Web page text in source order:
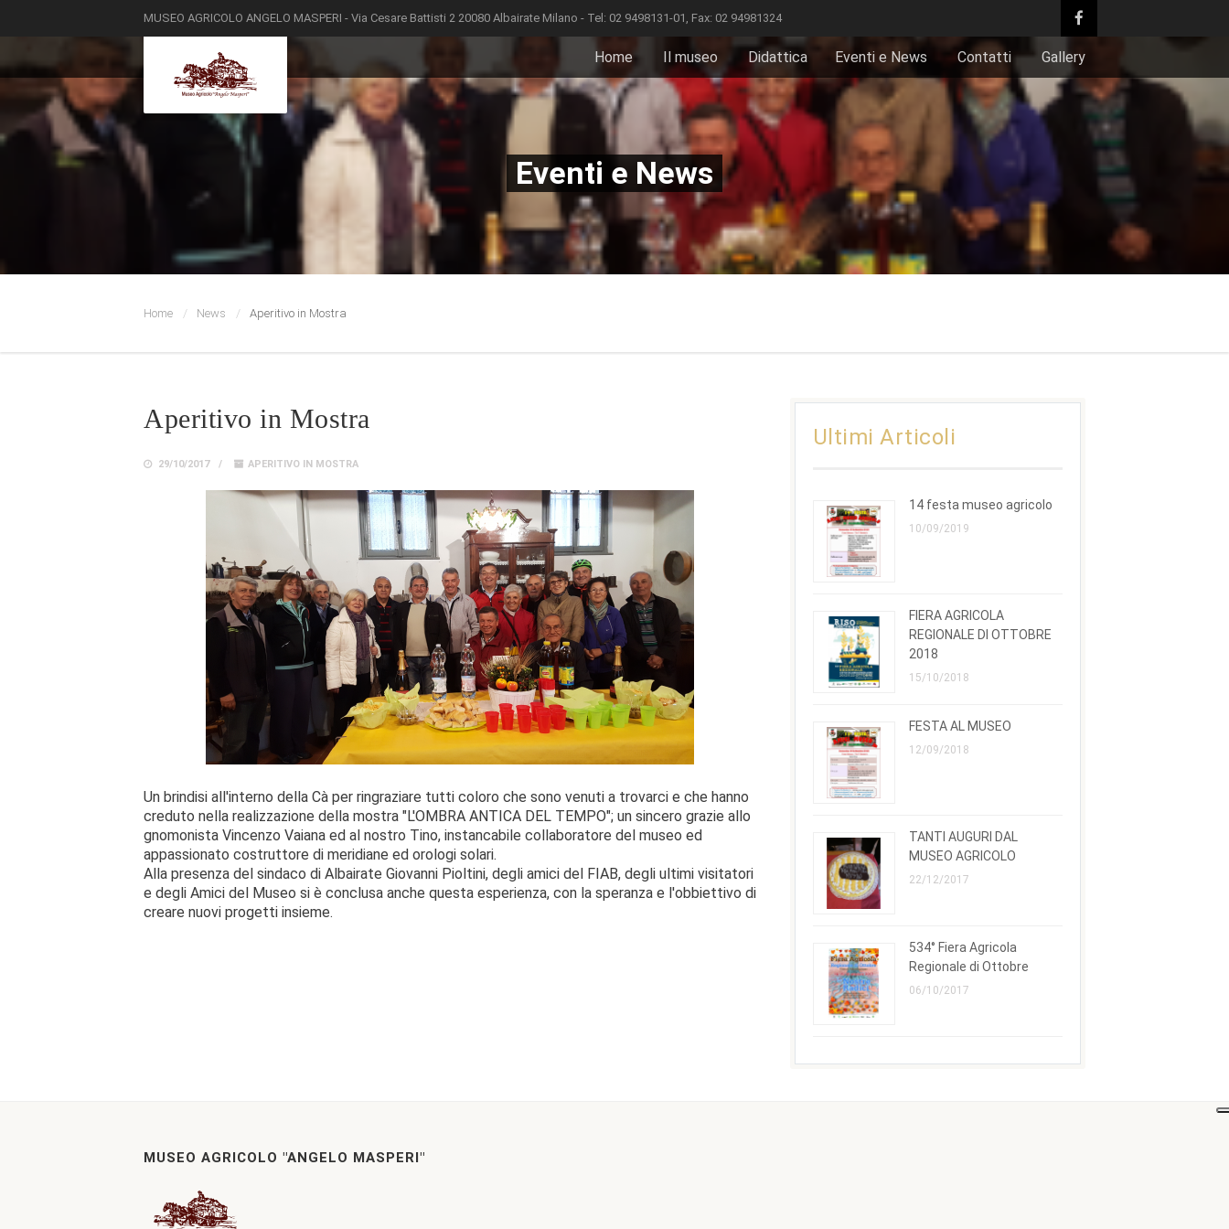
MUSEO AGRICOLO ANGELO MASPERI - Via Cesare Battisti 2 20080 Albairate Milano - Tel: 02 9498131-01, Fax: 02 94981324
Home Il museo Didattica Eventi e News Contatti Gallery
Eventi e News
Home News Aperitivo in Mostra
Aperitivo in Mostra
29/10/2017 APERITIVO IN MOSTRA
Un brindisi all'interno della Cà per ringraziare tutti coloro che sono venuti a trovarci e che hanno
creduto nella realizzazione della mostra "L'OMBRA ANTICA DEL TEMPO"; un sincero grazie allo
gnomonista Vincenzo Vaiana ed al nostro Tino, instancabile collaboratore del museo ed
appassionato costruttore di meridiane ed orologi solari.
Alla presenza del sindaco di Albairate Giovanni Pioltini, degli amici del FIAB, degli ultimi visitatori
e degli Amici del Museo si è conclusa anche questa esperienza, con la speranza e l'obbiettivo di
creare nuovi progetti insieme.
Ultimi Articoli
14 festa museo agricolo
10/09/2019
FIERA AGRICOLA
REGIONALE DI OTTOBRE
2018
15/10/2018
FESTA AL MUSEO
12/09/2018
TANTI AUGURI DAL
MUSEO AGRICOLO
22/12/2017
534° Fiera Agricola
Regionale di Ottobre
06/10/2017
MUSEO AGRICOLO "ANGELO MASPERI"